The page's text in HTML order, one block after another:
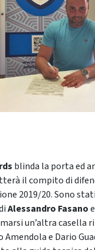
blinda la porta ed
il compito di
2019/20. Sono
Alessandro Fasanoe
un’altra casella
Amendola e Dario